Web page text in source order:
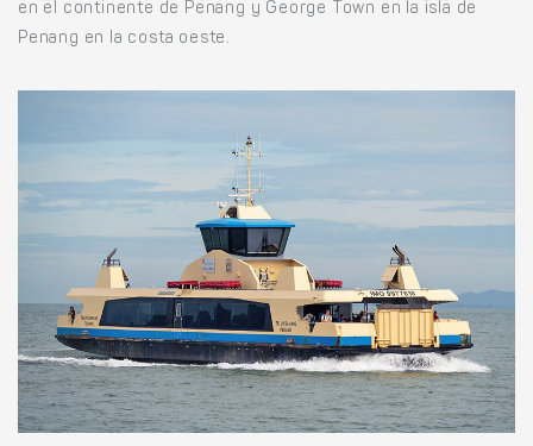
en el continente de Penang y George Town en la isla de
Penang en la costa oeste.